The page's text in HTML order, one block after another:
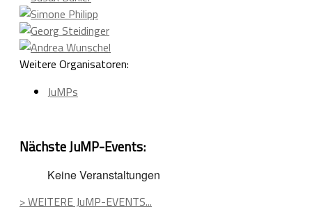
Weitere Organisatoren:
JuMPs
Nächste JuMP-Events:
Keine Veranstaltungen
> WEITERE JuMP-EVENTS...